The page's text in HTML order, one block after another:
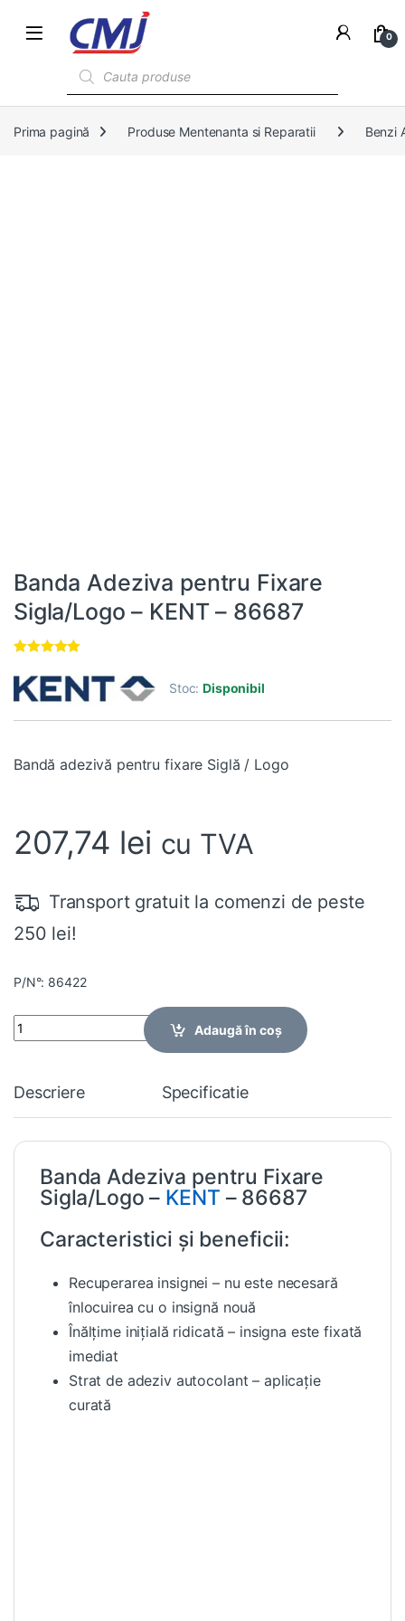
0
Prima pagină Produse Mentenanta si Reparatii Benzi
Banda Adeziva pentru Fixare
Sigla/Logo – KENT – 86687
5.00din 5 pe
baza unei
singure
Stoc:Disponibil
Bandă adezivă pentru fixare Siglă / Logo
207,74 lei cu TVA
Transport gratuit la comenzi de peste
250 lei!
P/N°: 86422
Quantity
Adaugă în coș
Descriere Specificatie
Banda Adeziva pentru Fixare
Sigla/Logo – KENT – 86687
Caracteristici și beneficii:
Recuperarea insignei – nu este necesară
înlocuirea cu o insignă nouă
Înălțime inițială ridicată – insigna este fixată
imediat
Strat de adeziv autocolant – aplicație
curată